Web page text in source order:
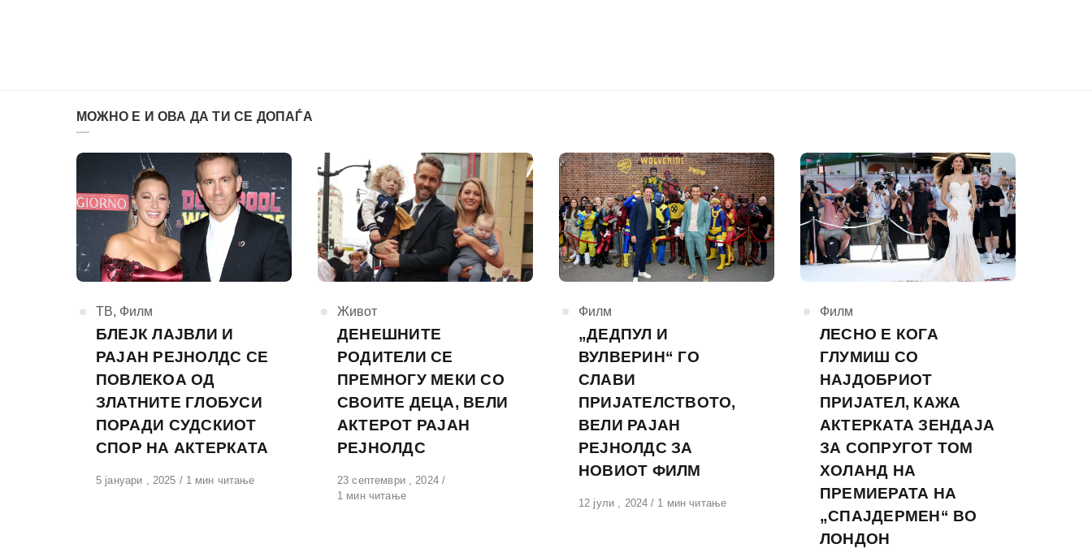
МОЖНО Е И ОВА ДА ТИ СЕ ДОПАЃА
КАтегорија
ТВ, Филм
БЛЕЈК ЛАЈВЛИ И
РАЈАН РЕЈНОЛДС СЕ
ПОВЛЕКОА ОД
ЗЛАТНИТЕ ГЛОБУСИ
ПОРАДИ СУДСКИОТ
СПОР НА АКТЕРКАТА
Објавено
5 јануари , 2025 1 мин читање
КАтегорија
Живот
ДЕНЕШНИТЕ
РОДИТЕЛИ СЕ
ПРЕМНОГУ МЕКИ СО
СВОИТЕ ДЕЦА, ВЕЛИ
АКТЕРОТ РАЈАН
РЕЈНОЛДС
Објавено
на
23 септември , 2024
1 мин читање
КАтегорија
Филм
„ДЕДПУЛ И
ВУЛВЕРИН“ ГО
СЛАВИ
ПРИЈАТЕЛСТВОТО,
ВЕЛИ РАЈАН
РЕЈНОЛДС ЗА
НОВИОТ ФИЛМ
Објавено
12 јули , 2024 1 мин читање
КАтегорија
Филм
ЛЕСНО Е КОГА
ГЛУМИШ СО
НАЈДОБРИОТ
ПРИЈАТЕЛ, КАЖА
АКТЕРКАТА ЗЕНДАЈА
ЗА СОПРУГОТ ТОМ
ХОЛАНД НА
ПРЕМИЕРАТА НА
„СПАЈДЕРМЕН“ ВО
ЛОНДОН